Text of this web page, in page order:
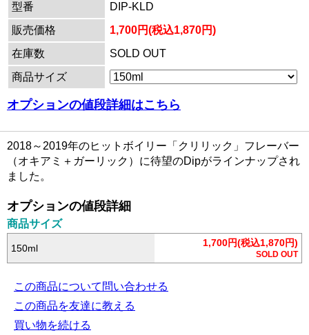
型番
DIP-KLD
販売価格
1,700円(税込1,870円)
在庫数
SOLD OUT
商品サイズ
オプションの値段詳細はこちら
2018～2019年のヒットボイリー「クリリック」フレーバー
（オキアミ＋ガーリック）に待望のDipがラインナップされ
ました。
オプションの値段詳細
商品サイズ
150ml 1,700円(税込1,870円)
SOLD OUT
この商品について問い合わせる
この商品を友達に教える
買い物を続ける